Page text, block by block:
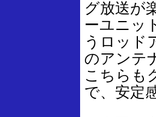
グ放送が
ーユニッ
うロッド
のアンテ
こちらも
で、安定